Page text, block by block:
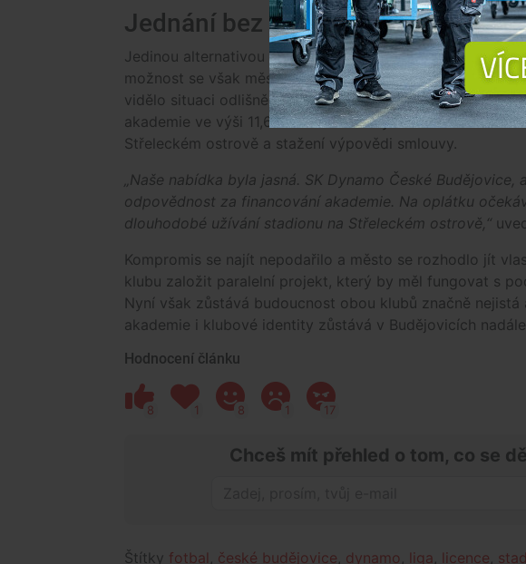
Jednání bez výsledku
Jedinou alternativou byl odkup licence a pokračování
možnost se však městu přes dlouhá jednání s klubem
vidělo situaci odlišně a nabízelo městu vlastní řešení.
akademie ve výši 11,6 milionu korun výměnou za
Střeleckém ostrově a stažení výpovědi smlouvy.
„Naše nabídka byla jasná. SK Dynamo České
odpovědnost za financování akademie. Na oplátku
dlouhodobé užívání stadionu na Střeleckém ostrově,“
Kompromis se najít nepodařilo a město se rozhodlo jít
klubu založit paralelní projekt, který by měl fungovat s
Nyní však zůstává budoucnost obou klubů značně
akademie i klubové identity zůstává v Budějovicích
Hodnocení článku
8 1 8 1 17
Chceš mít přehled o tom, co se
Štítky fotbal české budějovice dynamo liga licence